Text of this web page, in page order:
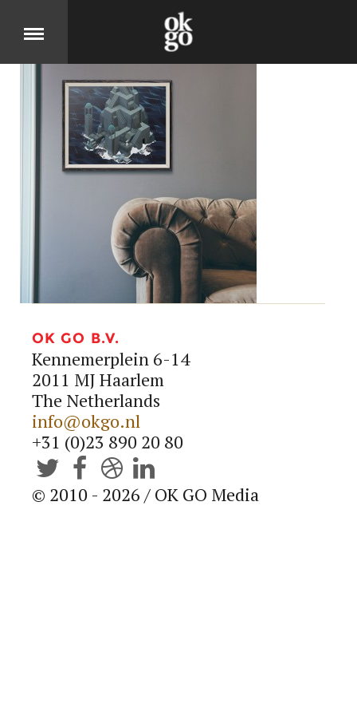
Over
DIT IS OK GO
Cases
BEKIJK ONZE PRODUCTEN
Jobs
KOM MOOIE DINGEN MAKEN
Blog
LEES EEN BEETJE BIJ
Contact
OK GO B.V.
Kennemerplein 6-14
2011 MJ Haarlem
The Netherlands
info@okgo.nl
+31 (0)23 890 20 80
   
© 2010 - 2026 / OK GO Media